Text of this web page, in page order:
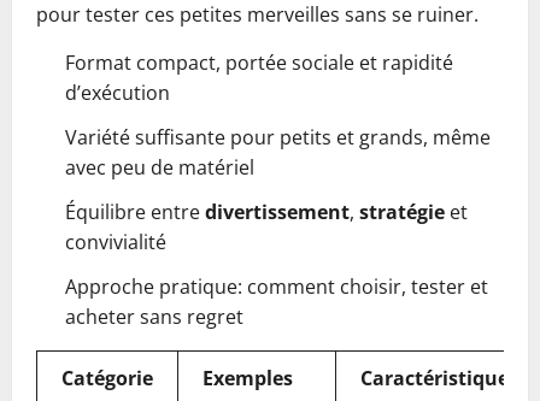
pour tester ces petites merveilles sans se ruiner.
Format compact, portée sociale et rapidité
d’exécution
Variété suffisante pour petits et grands, même
avec peu de matériel
Équilibre entredivertissement, stratégie et
convivialité
Approche pratique: comment choisir, tester et
acheter sans regret
Catégorie Exemples Caractéristiques